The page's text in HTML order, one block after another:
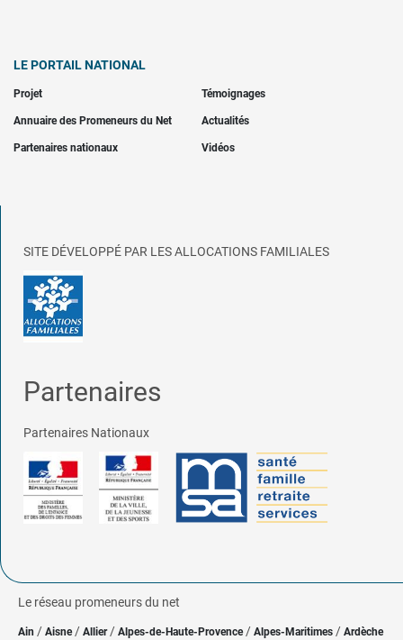
LE PORTAIL NATIONAL
Projet Témoignages
Annuaire des Promeneurs du Net Actualités
Partenaires nationaux Vidéos
SITE DÉVELOPPÉ PAR LES ALLOCATIONS FAMILIALES
Partenaires
Partenaires Nationaux
Le réseau promeneurs du net
Ain / Aisne/ Allier/ Alpes-de-Haute-Provence / Alpes-Maritimes / Ardèche